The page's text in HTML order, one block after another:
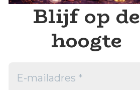
Blijf op de
hoogte